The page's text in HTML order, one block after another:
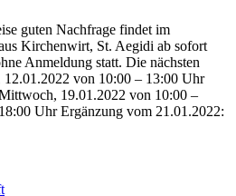
guten Nachfrage findet im
Kirchenwirt, St. Aegidi ab sofort
Anmeldung statt. Die nächsten
von 10:00 – 13:00 Uhr
19.01.2022 von 10:00 –
Uhr Ergänzung vom 21.01.2022: